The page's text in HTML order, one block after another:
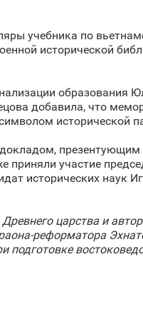
учебника по
исторической
образования
добавила, что
исторической
докладом,
приняли участие
исторических наук
царства и
реформатора